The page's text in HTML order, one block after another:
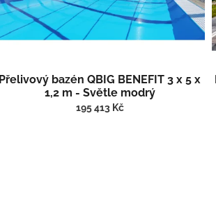
Přelivový bazén QBIG BENEFIT 3 x 5 x
1,2 m - Světle modrý
195 413 Kč